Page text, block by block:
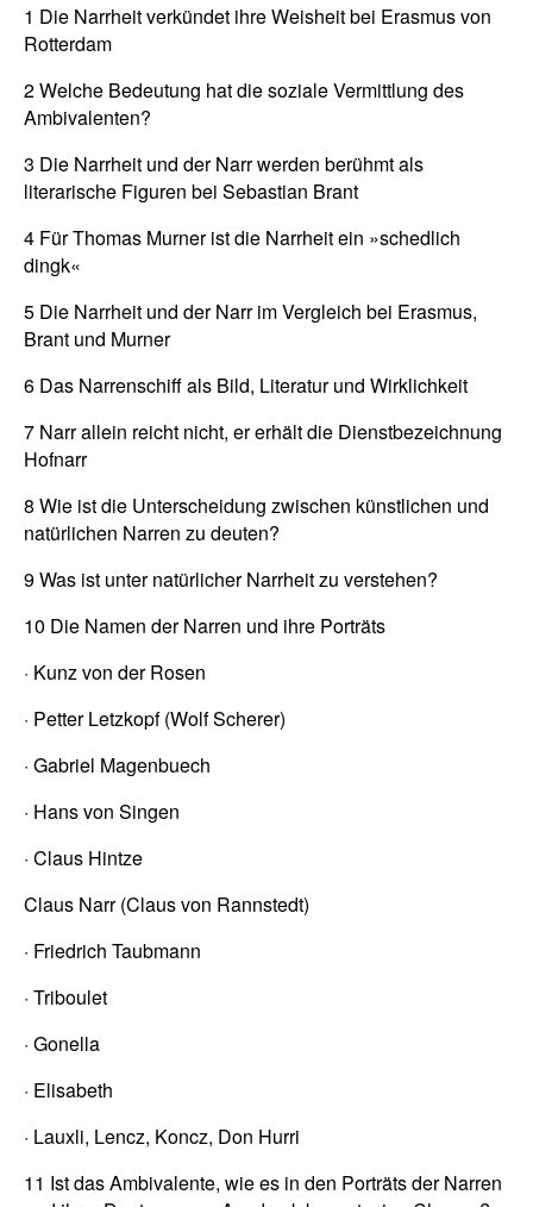
1 Die Narrheit verkündet ihre Weisheit bei Erasmus von
Rotterdam
2 Welche Bedeutung hat die soziale Vermittlung des
Ambivalenten?
3 Die Narrheit und der Narr werden berühmt als
literarische Figuren bei Sebastian Brant
4 Für Thomas Murner ist die Narrheit ein »schedlich
dingk«
5 Die Narrheit und der Narr im Vergleich bei Erasmus,
Brant und Murner
6 Das Narrenschiff als Bild, Literatur und Wirklichkeit
7 Narr allein reicht nicht, er erhält die Dienstbezeichnung
Hofnarr
8 Wie ist die Unterscheidung zwischen künstlichen und
natürlichen Narren zu deuten?
9 Was ist unter natürlicher Narrheit zu verstehen?
10 Die Namen der Narren und ihre Porträts
· Kunz von der Rosen
· Petter Letzkopf (Wolf Scherer)
· Gabriel Magenbuech
· Hans von Singen
· Claus Hintze
Claus Narr (Claus von Rannstedt)
· Friedrich Taubmann
· Triboulet
· Gonella
· Elisabeth
· Lauxli, Lencz, Koncz, Don Hurri
11 Ist das Ambivalente, wie es in den Porträts der Narren